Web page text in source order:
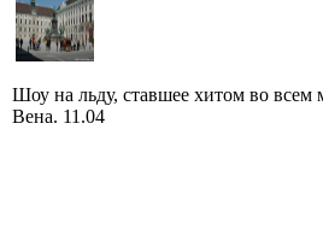
Шоу на льду, ставшее хитом во всем
Вена. 11.04